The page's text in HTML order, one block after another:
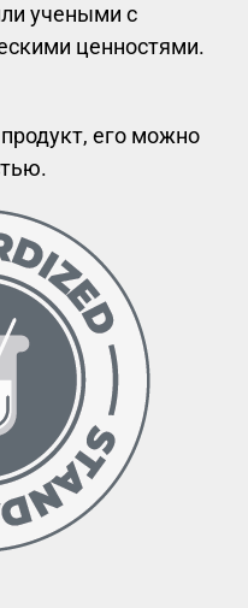
учеными с
ценностями.
его можно